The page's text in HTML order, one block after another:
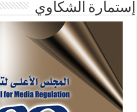
إستمارة الشكاوي